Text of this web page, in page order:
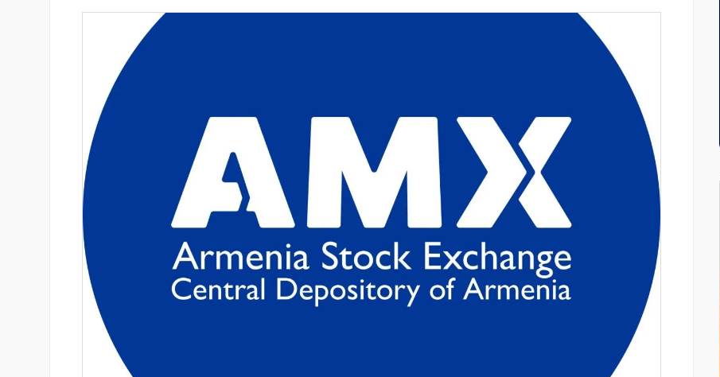
առավելություններով և հատուկ արշավով
Սպորտ և փող. Ինչպես են պատմության
10 ամենահարուստ մարզիկները կուտակել
իրենց կարողությունը